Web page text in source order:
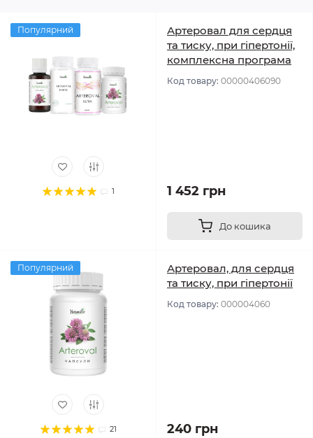
Популярний
1
Артеровал для сердця
та тиску, при гіпертонії,
комплексна програма
Код товару: 00000406090
1 452 грн
До кошика
Популярний
21
Артеровал, для сердця
та тиску, при гіпертонії
Код товару: 000004060
240 грн